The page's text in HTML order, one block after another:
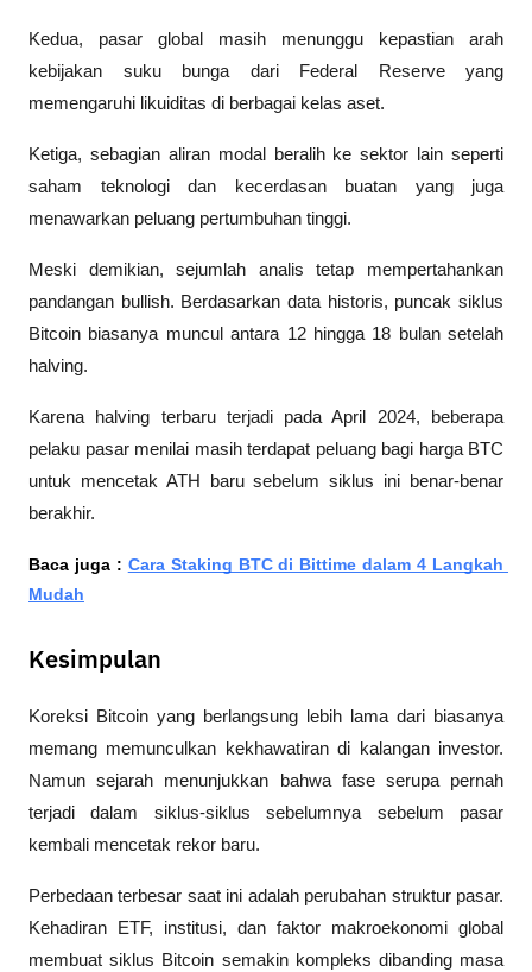
Kedua, pasar global masih menunggu kepastian arah
kebijakan suku bunga dari Federal Reserve yang
memengaruhi likuiditas di berbagai kelas aset.
Ketiga, sebagian aliran modal beralih ke sektor lain seperti
saham teknologi dan kecerdasan buatan yang juga
menawarkan peluang pertumbuhan tinggi.
Meski demikian, sejumlah analis tetap mempertahankan
pandangan bullish. Berdasarkan data historis, puncak siklus
Bitcoin biasanya muncul antara 12 hingga 18 bulan setelah
halving.
Karena halving terbaru terjadi pada April 2024, beberapa
pelaku pasar menilai masih terdapat peluang bagi harga BTC
untuk mencetak ATH baru sebelum siklus ini benar-benar
berakhir.
Baca juga : Cara Staking BTC di Bittime dalam 4 Langkah
Mudah
Kesimpulan
Koreksi Bitcoin yang berlangsung lebih lama dari biasanya
memang memunculkan kekhawatiran di kalangan investor.
Namun sejarah menunjukkan bahwa fase serupa pernah
terjadi dalam siklus-siklus sebelumnya sebelum pasar
kembali mencetak rekor baru.
Perbedaan terbesar saat ini adalah perubahan struktur pasar.
Kehadiran ETF, institusi, dan faktor makroekonomi global
membuat siklus Bitcoin semakin kompleks dibanding masa